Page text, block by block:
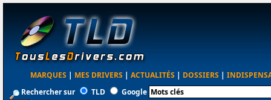
MARQUES | MES DRIVERS | ACTUALITÉS | DOSSIERS |
Rechercher sur
TLD Google